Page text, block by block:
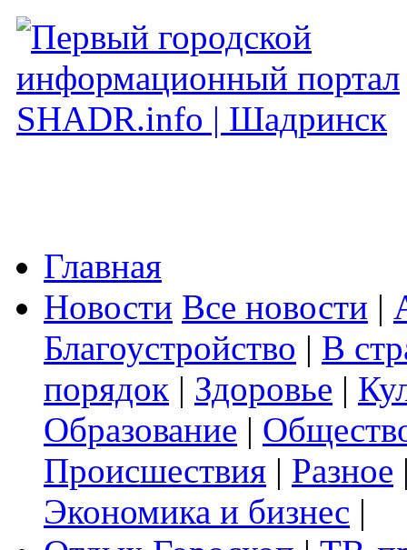
Главная
Новости Все новости |
Благоустройство | В
порядок | Здоровье |
Образование |
Происшествия | Разное
Экономика и бизнес |